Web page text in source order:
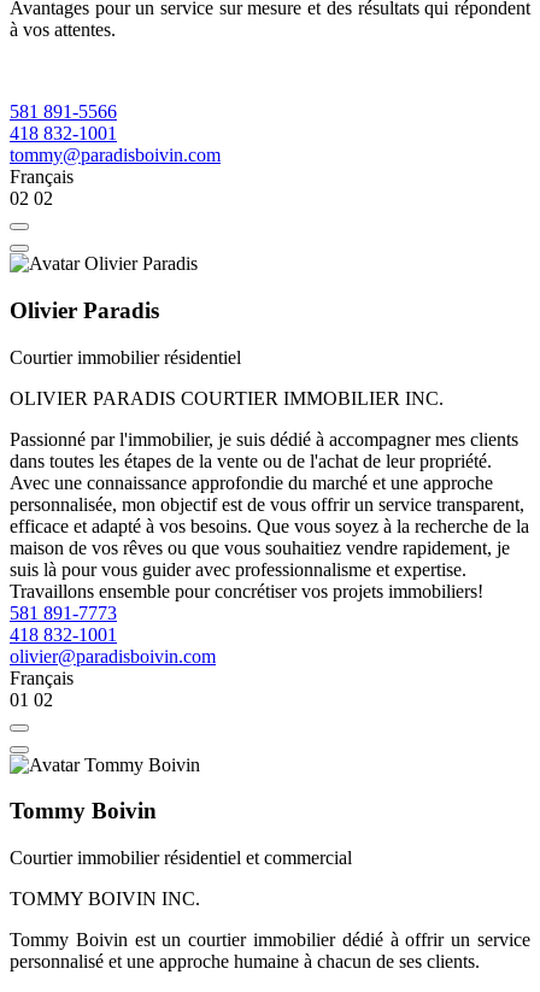
Avantages pour un service sur mesure et des résultats qui répondent
à vos attentes.
581 891-5566
418 832-1001
tommy@paradisboivin.com
Français
02 02
Olivier Paradis
Courtier immobilier résidentiel
OLIVIER PARADIS COURTIER IMMOBILIER INC.
Passionné par l'immobilier, je suis dédié à accompagner mes clients
dans toutes les étapes de la vente ou de l'achat de leur propriété.
Avec une connaissance approfondie du marché et une approche
personnalisée, mon objectif est de vous offrir un service transparent,
efficace et adapté à vos besoins. Que vous soyez à la recherche de la
maison de vos rêves ou que vous souhaitiez vendre rapidement, je
suis là pour vous guider avec professionnalisme et expertise.
Travaillons ensemble pour concrétiser vos projets immobiliers!
581 891-7773
418 832-1001
olivier@paradisboivin.com
Français
01 02
Tommy Boivin
Courtier immobilier résidentiel et commercial
TOMMY BOIVIN INC.
Tommy Boivin est un courtier immobilier dédié à offrir un service
personnalisé et une approche humaine à chacun de ses clients.